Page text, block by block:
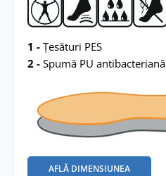
1 -Țesături PES
2 -Spumă PU antibacteriană
AFLĂ DIMENSIUNEA